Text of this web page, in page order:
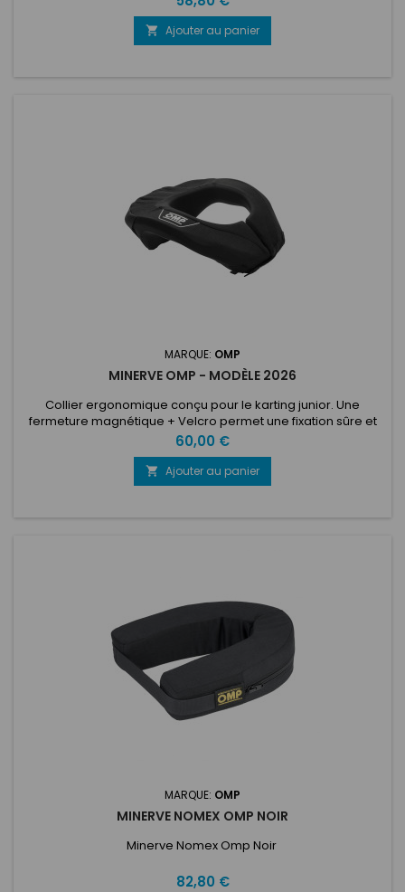
 Ajouter au panier
MARQUE: OMP
MINERVE OMP - MODÈLE 2026
Collier ergonomique conçu pour le karting junior. Une
fermeture magnétique + Velcro permet une fixation sûre et
rapide. Fermeture magnétique et Velcro pour plus de
sécurité Conception ergonomique pour les jeunes pilotes
Doublure lavable et disponible en deux tailles
Prix
60,00 €
 Ajouter au panier
MARQUE: OMP
MINERVE NOMEX OMP NOIR
Minerve Nomex Omp Noir
Prix
82,80 €